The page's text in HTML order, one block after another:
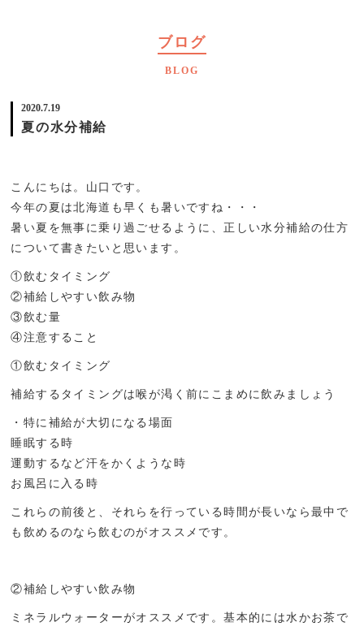
ブログ
BLOG
2020.7.19
夏の水分補給
こんにちは。山口です。
今年の夏は北海道も早くも暑いですね・・・
暑い夏を無事に乗り過ごせるように、正しい水分補給の仕方
について書きたいと思います。
①飲むタイミング
②補給しやすい飲み物
③飲む量
④注意すること
①飲むタイミング
補給するタイミングは喉が渇く前にこまめに飲みましょう
・特に補給が大切になる場面
睡眠する時
運動するなど汗をかくような時
お風呂に入る時
これらの前後と、それらを行っている時間が長いなら最中で
も飲めるのなら飲むのがオススメです。
②補給しやすい飲み物
ミネラルウォーターがオススメです。基本的には水かお茶で